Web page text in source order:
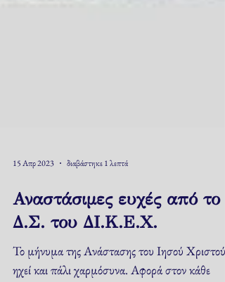
Αναστάσιμες ευχές από το
Δ.Σ. του ΔΙ.Κ.Ε.Χ.
Το μήνυμα της Ανάστασης του Ιησού Χριστού